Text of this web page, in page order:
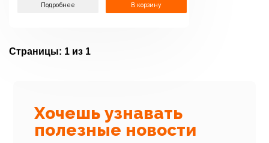
Подробнее В корзину
Страницы: 1 из 1
Хочешь узнавать
полезные новости